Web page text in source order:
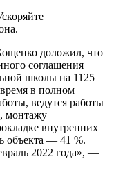
доложил, что
соглашения
школы на 1125
в полном
ведутся работы
монтажу
внутренних
объекта — 41 %.
2022 года», —